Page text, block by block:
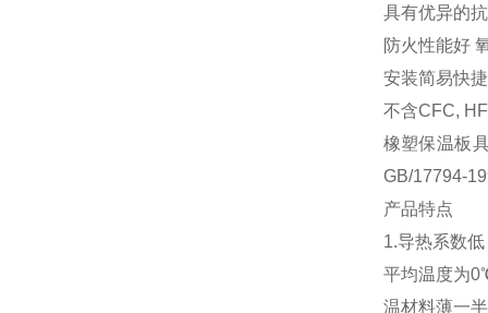
具有优异的
防火性能好
安装简易快
不含CFC,
橡塑保温板
GB/17794-
产品特点
1.导热系数低
平均温度为
温材料薄一